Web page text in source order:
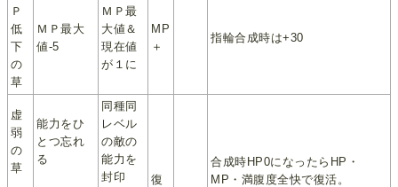
Ｐ
低
下
の
草
ＭＰ最大
値‐5
ＭＰ最
大値＆
現在値
が１に
MP
＋
指輪合成時は+30
虚
弱
の
草
能力をひ
とつ忘れ
る
同種同
レベル
の敵の
能力を
封印
復
合成時HP0になったらHP・
MP・満腹度全快で復活。